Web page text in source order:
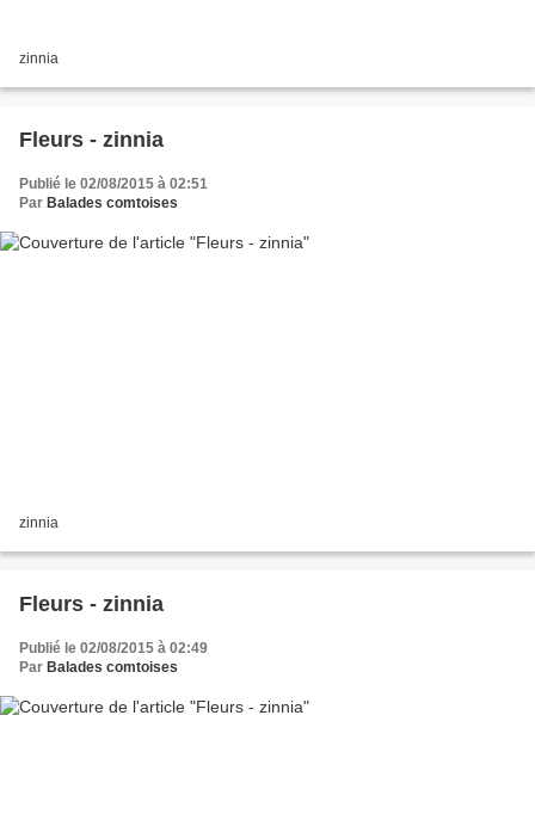
zinnia
Fleurs - zinnia
Publié le 02/08/2015 à 02:51
Par Balades comtoises
zinnia
Fleurs - zinnia
Publié le 02/08/2015 à 02:49
Par Balades comtoises